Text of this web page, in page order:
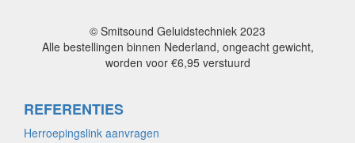
© Smitsound Geluidstechniek 2023
Alle bestellingen binnen Nederland, ongeacht gewicht,
worden voor €6,95 verstuurd
REFERENTIES
Herroepingslink aanvragen